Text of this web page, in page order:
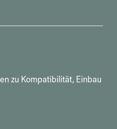
zu Kompatibilität, Einbau